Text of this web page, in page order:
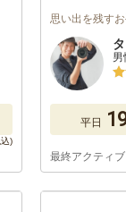
思い出を残す
平日
最終アクティ